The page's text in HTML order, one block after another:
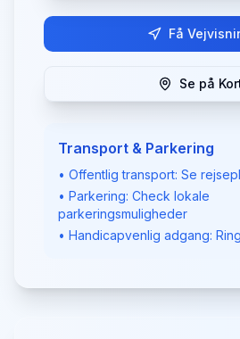
Få
Se på
Transport & Parkering
• Offentlig transport: Se
• Parkering: Check lokale
parkeringsmuligheder
• Handicapvenlig adgang: